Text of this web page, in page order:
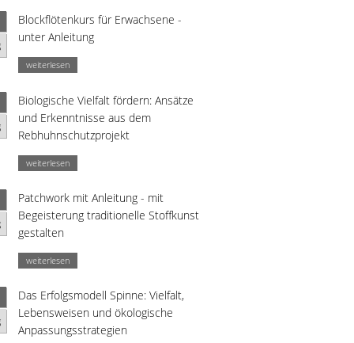
Blockflötenkurs für Erwachsene -
unter Anleitung
weiterlesen
Biologische Vielfalt fördern: Ansätze
und Erkenntnisse aus dem
Rebhuhnschutzprojekt
weiterlesen
Patchwork mit Anleitung - mit
Begeisterung traditionelle Stoffkunst
gestalten
weiterlesen
Das Erfolgsmodell Spinne: Vielfalt,
Lebensweisen und ökologische
Anpassungsstrategien